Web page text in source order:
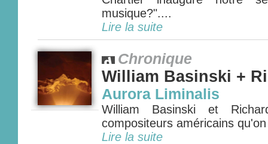
musique?"....
Lire la suite
Chronique
William Basinski +
Aurora Liminalis
William Basinski et
compositeurs américains
Lire la suite